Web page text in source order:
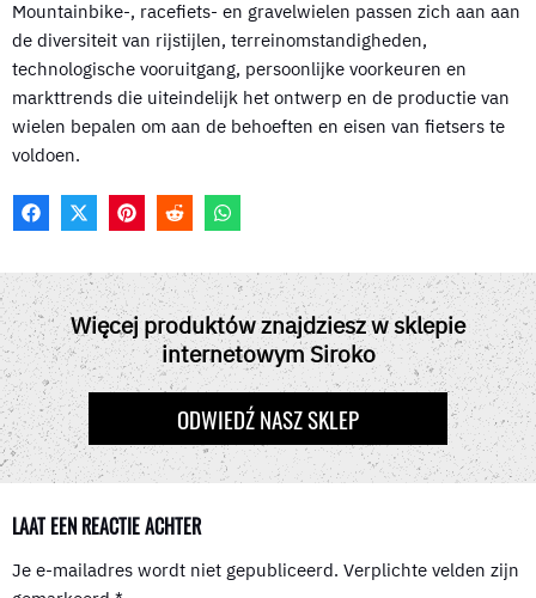
Mountainbike-, racefiets- en gravelwielen passen zich aan aan
de diversiteit van rijstijlen, terreinomstandigheden,
technologische vooruitgang, persoonlijke voorkeuren en
markttrends die uiteindelijk het ontwerp en de productie van
wielen bepalen om aan de behoeften en eisen van fietsers te
voldoen.
F
E
B
O
O
K
W
I
T
T
E
R
)
P
T
E
R
E
S
T
R
D
I
T
T
S
A
P
P
Więcej produktów znajdziesz w sklepie
internetowym Siroko
ODWIEDŹ NASZ SKLEP
LAAT EEN REACTIE ACHTER
Je e-mailadres wordt niet gepubliceerd. Verplichte velden zijn